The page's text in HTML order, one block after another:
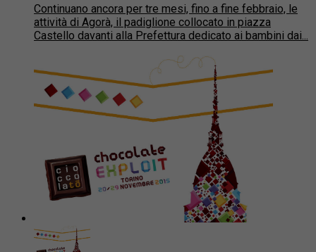
Continuano ancora per tre mesi, fino a fine febbraio, le
attività di Agorà, il padiglione collocato in piazza
Castello davanti alla Prefettura dedicato ai bambini dai...